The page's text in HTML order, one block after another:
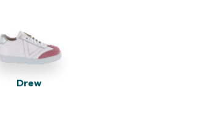
Drew